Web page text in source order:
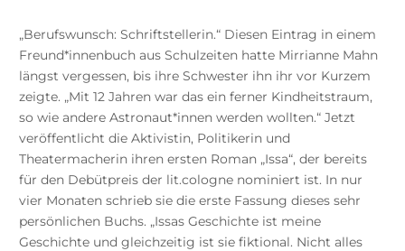
„Berufswunsch: Schriftstellerin.“ Diesen Eintrag in einem
Freund*innenbuch aus Schulzeiten hatte Mirrianne Mahn
längst vergessen, bis ihre Schwester ihn ihr vor Kurzem
zeigte. „Mit 12 Jahren war das ein ferner Kindheitstraum,
so wie andere Astronaut*innen werden wollten.“ Jetzt
veröffentlicht die Aktivistin, Politikerin und
Theatermacherin ihren ersten Roman „Issa“, der bereits
für den Debütpreis der lit.cologne nominiert ist. In nur
vier Monaten schrieb sie die erste Fassung dieses sehr
persönlichen Buchs. „Issas Geschichte ist meine
Geschichte und gleichzeitig ist sie fiktional. Nicht alles